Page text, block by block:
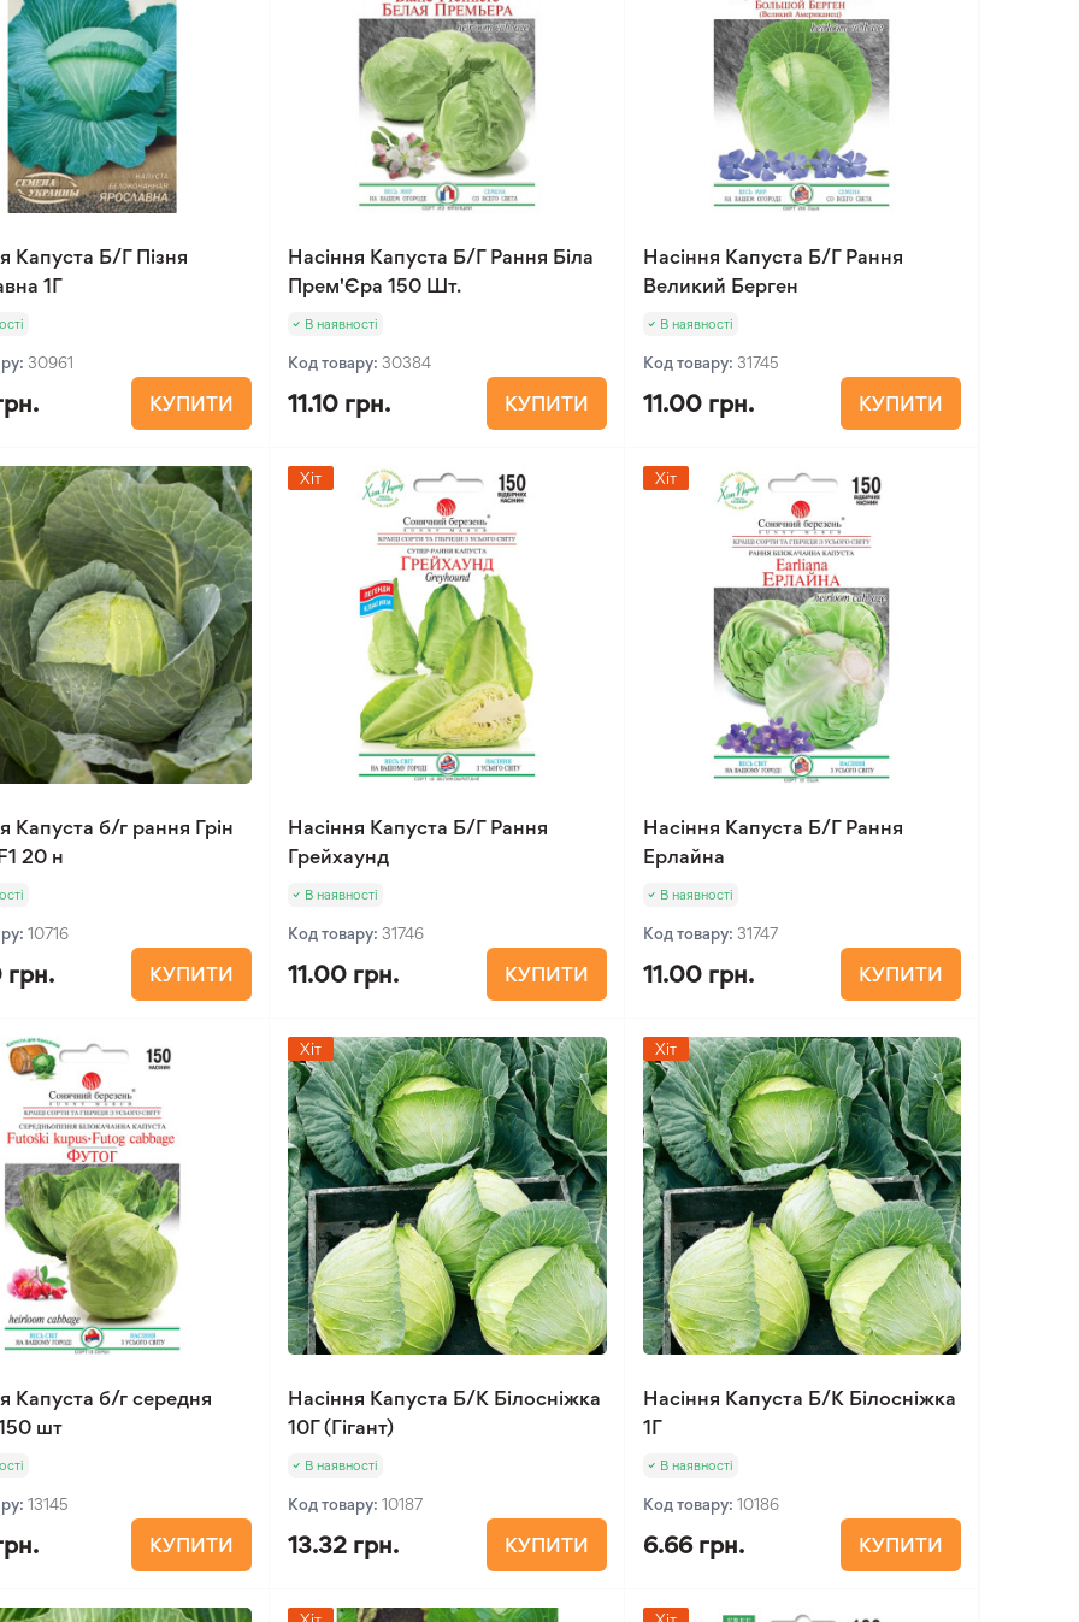
Капуста Б/Г Пізня
1Г
30961
КУПИТИ
Насіння Капуста Б/Г Рання Біла
Прем'Єра 150 Шт.
В наявності
Код товару:30384
11.10 грн. КУПИТИ
Насіння Капуста Б/Г Рання
Великий Берген
В наявності
Код товару: 31745
11.00 грн. КУПИТИ
Капуста б/г рання Грін
20 н
10716
КУПИТИ
Хіт
Насіння Капуста Б/Г Рання
Грейхаунд
В наявності
Код товару:31746
11.00 грн. КУПИТИ
Хіт
Насіння Капуста Б/Г Рання
Ерлайна
В наявності
Код товару: 31747
11.00 грн. КУПИТИ
Капуста б/г середня
шт
13145
КУПИТИ
Хіт
Насіння Капуста Б/К Білосніжка
10Г (Гігант)
В наявності
Код товару:10187
13.32 грн. КУПИТИ
Хіт
Насіння Капуста Б/К Білосніжка
1Г
В наявності
Код товару: 10186
6.66 грн. КУПИТИ